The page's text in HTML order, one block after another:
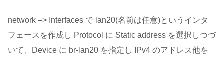
network –> Interfaces で lan20(名前は任意)というインタ
フェースを作成し Protocol に Static address を選択しつづ
いて、Device に br-lan20 を指定し IPv4 のアドレス他を